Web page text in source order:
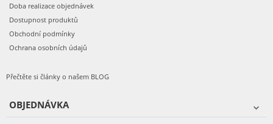
Doba realizace objednávek
Dostupnost produktů
Obchodní podmínky
Ochrana osobních údajů
Přečtěte si články o našem BLOG
OBJEDNÁVKA